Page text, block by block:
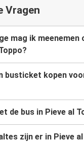
Vragen
mag ik meenemen
busticket kopen
de bus in Pieve al
zijn er in Pieve